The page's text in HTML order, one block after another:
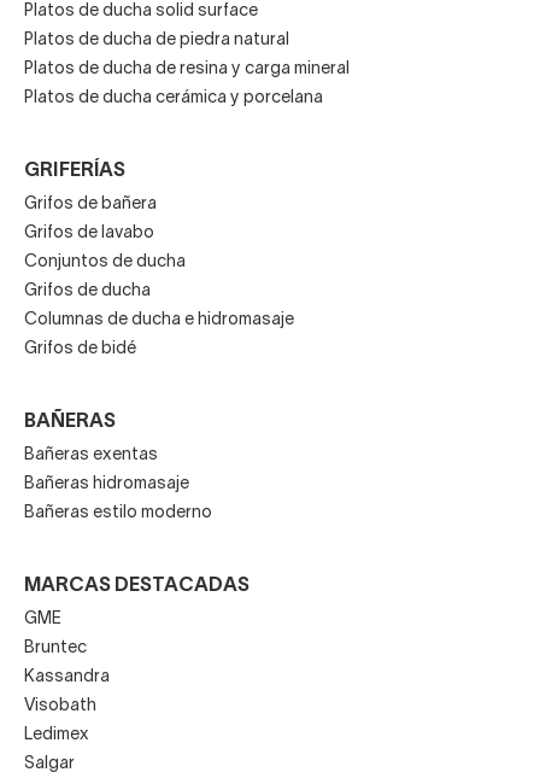
Platos de ducha solid surface
Platos de ducha de piedra natural
Platos de ducha de resina y carga mineral
Platos de ducha cerámica y porcelana
GRIFERÍAS
Grifos de bañera
Grifos de lavabo
Conjuntos de ducha
Grifos de ducha
Columnas de ducha e hidromasaje
Grifos de bidé
BAÑERAS
Bañeras exentas
Bañeras hidromasaje
Bañeras estilo moderno
MARCAS DESTACADAS
GME
Bruntec
Kassandra
Visobath
Ledimex
Salgar